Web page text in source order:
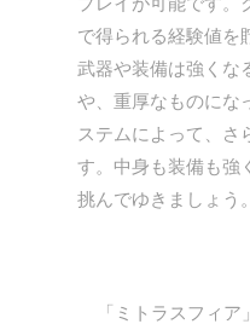
で得られる経験値を
武器や装備は強くな
や、重厚なものにな
ステムによって、さ
す。中身も装備も強
挑んでゆきましょう。
「ミトラスフィア